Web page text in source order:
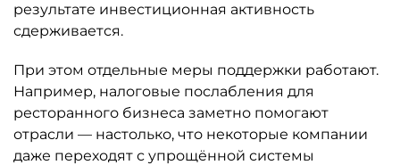
результате инвестиционная активность
сдерживается.
При этом отдельные меры поддержки работают.
Например, налоговые послабления для
ресторанного бизнеса заметно помогают
отрасли — настолько, что некоторые компании
даже переходят с упрощённой системы